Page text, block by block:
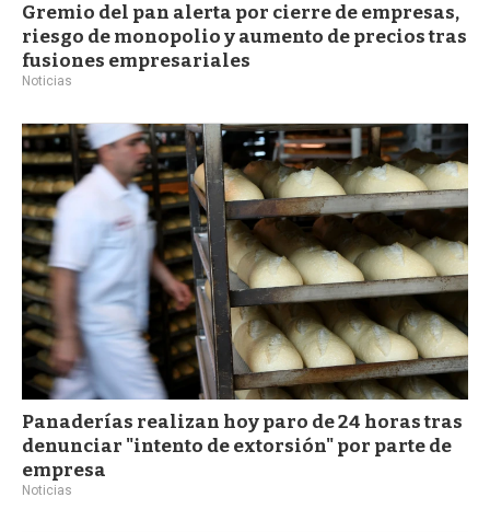
Gremio del pan alerta por cierre de empresas,
riesgo de monopolio y aumento de precios tras
fusiones empresariales
Noticias
Panaderías realizan hoy paro de 24 horas tras
denunciar "intento de extorsión" por parte de
empresa
Noticias